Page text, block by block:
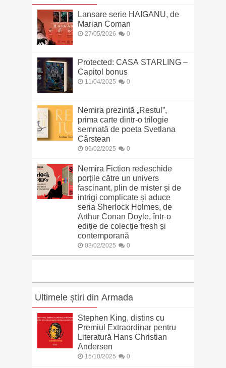
Lansare serie HAIGANU, de
Marian Coman
27/05/2026 0
Protected: CASA STARLING –
Capitol bonus
11/04/2025 0
Nemira prezintă „Restul”,
prima carte dintr-o trilogie
semnată de poeta Svetlana
Cârstean
06/02/2025 0
Nemira Fiction redeschide
porțile către un univers
fascinant, plin de mister și de
intrigi complicate și aduce
seria Sherlock Holmes, de
Arthur Conan Doyle, într-o
ediție de colecție fresh și
contemporană
03/02/2025 0
Ultimele știri din Armada
Stephen King, distins cu
Premiul Extraordinar pentru
Literatură Hans Christian
Andersen
15/10/2025 0